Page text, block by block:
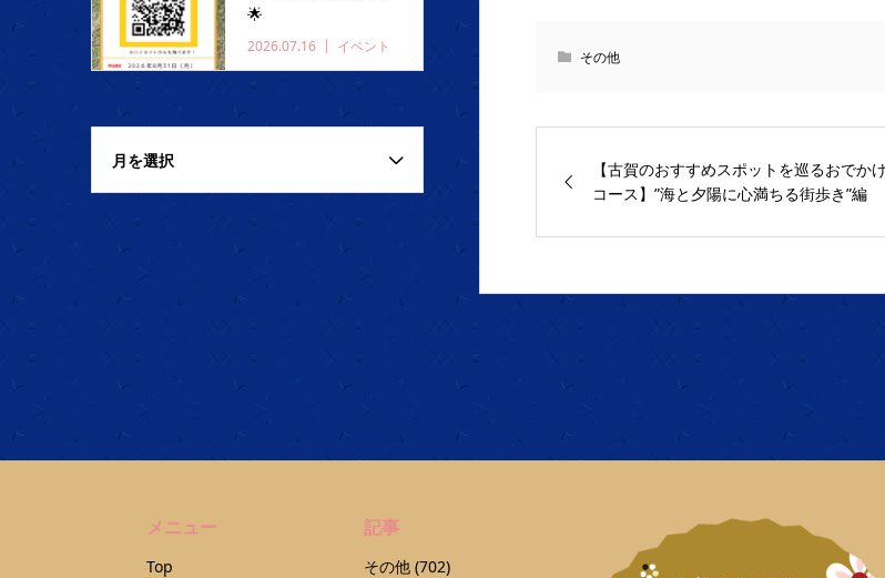
その他
【古賀のおすすめスポットを巡るおでかけ
コース】”海と夕陽に心満ちる街歩き”編
🌟
2026.07.16 イベント
月を選択
メニュー
Top
記事
その他 (702)